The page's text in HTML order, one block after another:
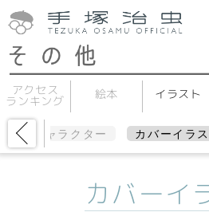
アクセス
ランキング 絵本 イラスト
ットキャラクター カバーイラス
カバーイ